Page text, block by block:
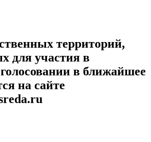
территорий,
для участия в
в ближайшее
на сайте